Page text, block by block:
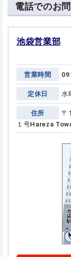
電話でのお
池袋営業部
営業時間
定休日 水
住所
〒
１号Hareza